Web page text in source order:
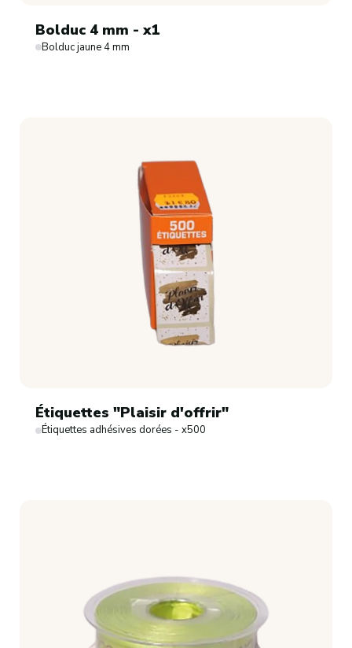
Bolduc 4 mm - x1
Bolduc jaune 4 mm
Étiquettes "Plaisir d'offrir"
Étiquettes adhésives dorées - x500